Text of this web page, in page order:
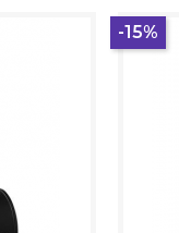
-15%